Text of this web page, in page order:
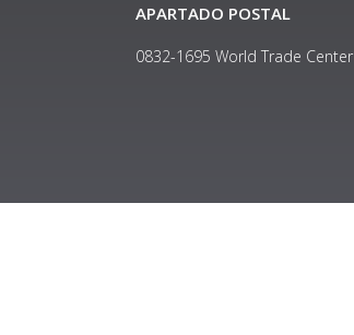
APARTADO POSTAL
0832-1695 World Trade Center